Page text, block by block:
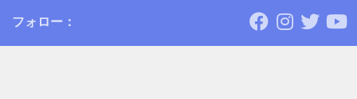
フォロー：